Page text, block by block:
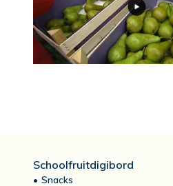
Schoolfruitdigibord
Snacks